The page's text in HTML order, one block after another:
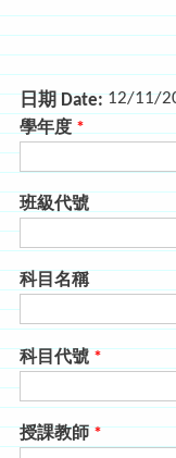
日期 Date:12/11/
學年度 *
班級代號
科目名稱
科目代號 *
授課教師 *